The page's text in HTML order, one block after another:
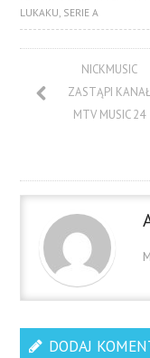
LUKAKU, SERIE A
NICKMUSIC
ZASTĄPI
MTV MUSIC 24
DODAJ